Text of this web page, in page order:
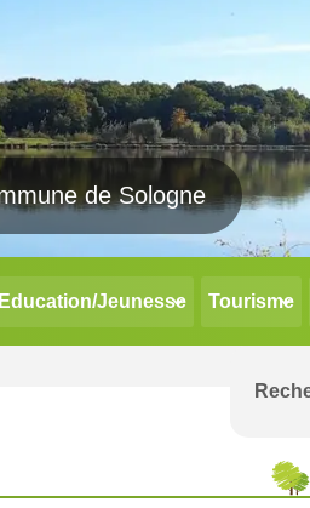
Education/Jeunesse Tourisme